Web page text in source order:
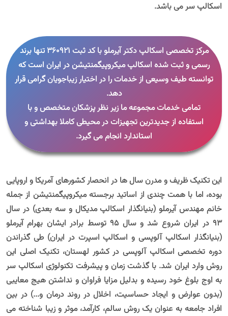
اسکالپ سر می باشد.
مرکز تخصصی اسکالپ دکتر آیرملو با کد ثبت 360921 تنها برند
رسمی و ثبت شده اسکالپ میکروپیگمنتیشن در ایران است که
توانسته طیف وسیعی از خدمات را در اختیار زیباجویان گرامی قرار
دهد.
تمامی خدمات مجموعه ما زیر نظر پزشکان متخصص و با
استفاده از جدیدترین تجهیزات در محیطی کاملا بهداشتی و
استاندارد انجام می گیرد.
این تکنیک ظریف و مدرن سال ها در انحصار کشورهای آمریکا و اروپایی
بوده، اما با همت چندی از اساتید برجسته میکروپیگمنتیشن از جمله
خانم مهندس آیرملو (بنیانگذار اسکالپ مدیکال و سه بعدی) در سال
۹۳ در ایران شروع شد و سال ۹۵ توسط برادر ایشان بهرام آیرملو
(بنیانگذار اسکالپ آلوپسی و اسکالپ اسپرت در ایران) طی گذراندن
دوره تخصصی اسکالپ آلوپسی در کشور لهستان، تکنیک اصلی این
روش وارد ایران شد. با گذشت زمان و پیشرفت تکنولوژی اسکالپ سر
به اوج بلوغ خود رسیده و بدلیل مزایا فراوان و نداشتن هیج معایبی
(بدون عوارض و ایجاد حساسیت، اخلال در روند درمان و...) در بین
افراد جامعه به عنوان یک روش سالم، کارآمد، موثر و زیبا شناخته می